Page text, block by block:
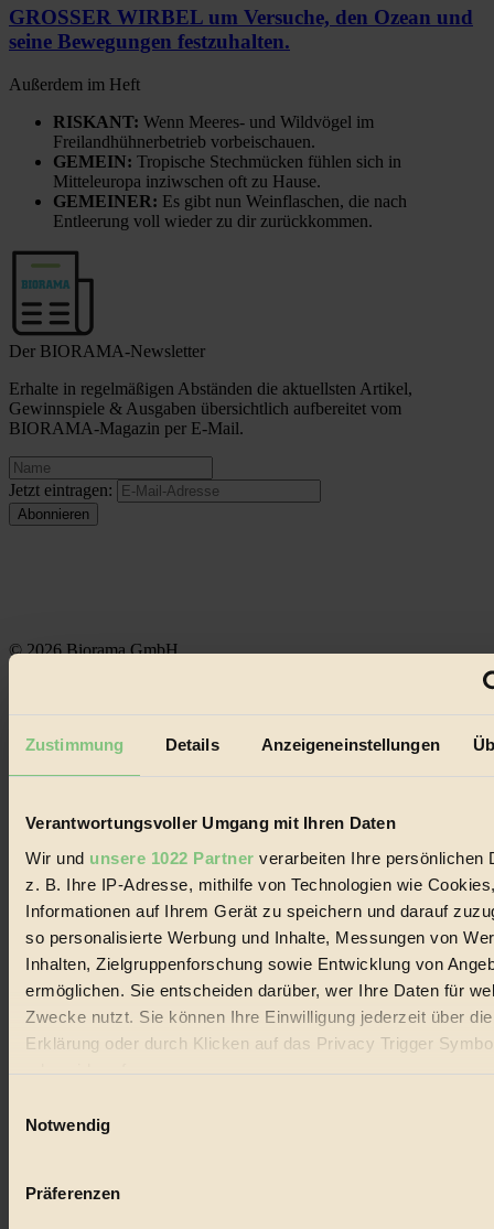
Zustimmung Details Anzeigeneinstellungen
Verantwortungsvoller Umgang mit Ihren Daten
Wir und unsere 1022 Partner verarbeiten Ihre persönlichen
z. B. Ihre IP-Adresse, mithilfe von Technologien wie
Informationen auf Ihrem Gerät zu speichern und darauf
so personalisierte Werbung und Inhalte, Messungen von
Inhalten, Zielgruppenforschung sowie Entwicklung von
ermöglichen. Sie entscheiden darüber, wer Ihre Daten für
Zwecke nutzt. Sie können Ihre Einwilligung jederzeit über
Erklärung oder durch Klicken auf das Privacy Trigger
oder widerrufen
Wenn Sie es erlauben, würden wir auch gerne:
Ihr Gerät durch aktives Scannen nach bestimmten
Notwendig
Präferenzen
GROSSER WIRBEL um Versuche, den Ozean und
seine Bewegungen festzuhalten.
Außerdem im Heft
RISKANT: Wenn Meeres- und Wildvögel im
Freilandhühnerbetrieb vorbeischauen.
GEMEIN: Tropische Stechmücken fühlen sich in
Mitteleuropa inziwschen oft zu Hause.
GEMEINER: Es gibt nun Weinflaschen, die nach
Entleerung voll wieder zu dir zurückkommen.
Der BIORAMA-Newsletter
Erhalte in regelmäßigen Abständen die aktuellsten Artikel,
Gewinnspiele & Ausgaben übersichtlich aufbereitet vom
BIORAMA-Magazin per E-Mail.
Jetzt eintragen:
© 2026 Biorama GmbH
Handels mit Bioprodukten, des Fair-Trade sowie der Branche
Social Media
22.601 Fans auf Facebook
3.415 Follower auf Twitter
Folge uns auf Instagram
Themen
Bio
Vegan